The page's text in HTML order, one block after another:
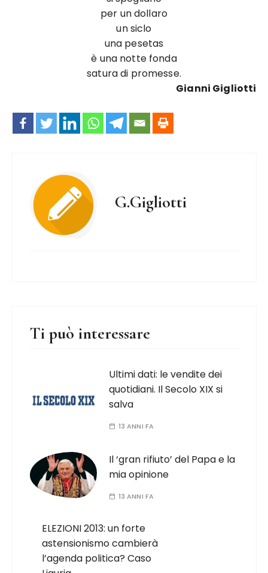
per un dollaro
un siclo
una pesetas
è una notte fonda
satura di promesse.
Gianni Gigliotti
G.Gigliotti
Ti può interessare
Ultimi dati: le vendite dei
quotidiani. Il Secolo XIX si
salva
13 ANNI FA
Il ‘gran rifiuto’ del Papa e la
mia opinione
13 ANNI FA
ELEZIONI 2013: un forte
astensionismo cambierà
l’agenda politica? Caso